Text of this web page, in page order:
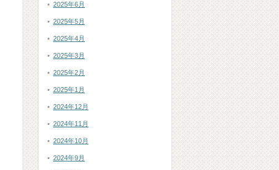
2025年6月
2025年5月
2025年4月
2025年3月
2025年2月
2025年1月
2024年12月
2024年11月
2024年10月
2024年9月